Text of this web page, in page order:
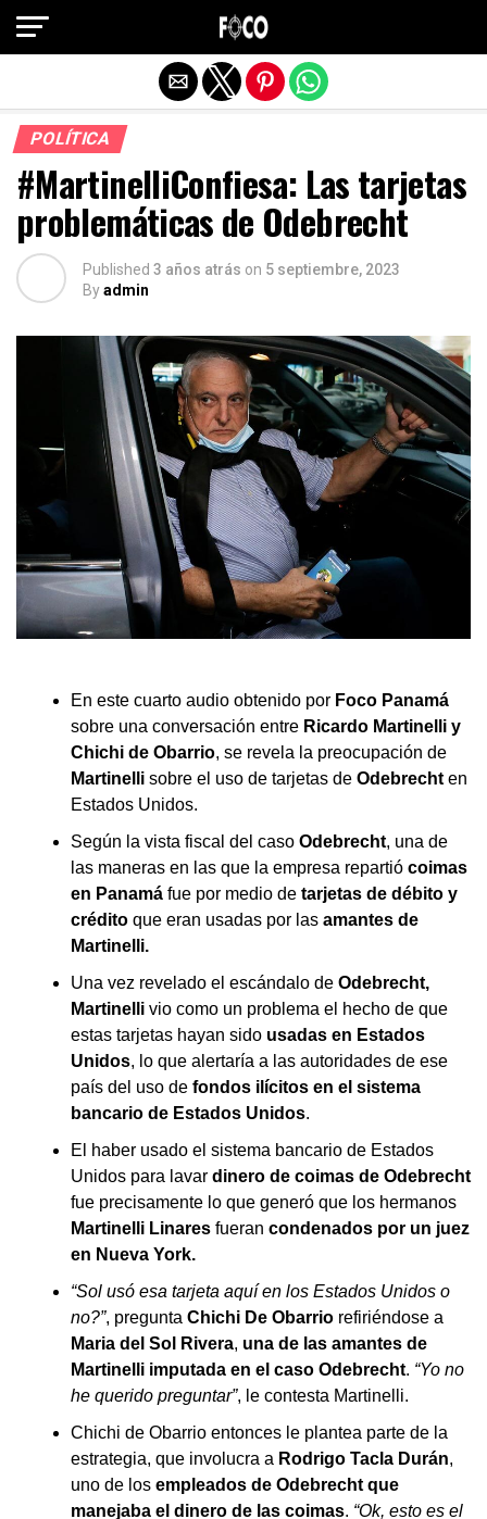
POLÍTICA
#MartinelliConfiesa: Las tarjetas
problemáticas de Odebrecht
Published 3 años atrás on 5 septiembre, 2023
Byadmin
En este cuarto audio obtenido por Foco Panamá
sobre una conversación entre Ricardo Martinelli y
Chichi de Obarrio, se revela la preocupación de
Martinelli sobre el uso de tarjetas de Odebrecht en
Estados Unidos.
Según la vista fiscal del caso Odebrecht, una de
las maneras en las que la empresa repartió coimas
en Panamá fue por medio de tarjetas de débito y
crédito que eran usadas por las amantes de
Martinelli.
Una vez revelado el escándalo de Odebrecht,
Martinelli vio como un problema el hecho de que
estas tarjetas hayan sido usadas en Estados
Unidos, lo que alertaría a las autoridades de ese
país del uso de fondos ilícitos en el sistema
bancario de Estados Unidos.
El haber usado el sistema bancario de Estados
Unidos para lavar dinero de coimas de Odebrecht
fue precisamente lo que generó que los hermanos
Martinelli Linares fueran condenados por un juez
en Nueva York.
“Sol usó esa tarjeta aquí en los Estados Unidos o
no?”, pregunta Chichi De Obarrio refiriéndose a
Maria del Sol Rivera, una de las amantes de
Martinelli imputada en el caso Odebrecht. “Yo no
he querido preguntar”, le contesta Martinelli.
Chichi de Obarrio entonces le plantea parte de la
estrategia, que involucra a Rodrigo Tacla Durán,
uno de los empleados de Odebrecht que
manejaba el dinero de las coimas. “Ok, esto es el
Salir de la versión móvil